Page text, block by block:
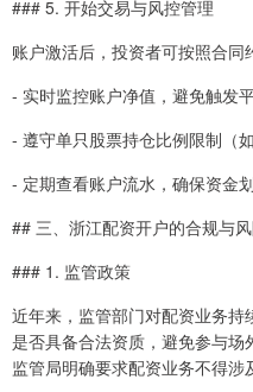
### 5. 开始交易与风控管理
账户激活后，投资者可按照合同
- 实时监控账户净值，避免触发
- 遵守单只股票持仓比例限制（
- 定期查看账户流水，确保资金划
## 三、浙江配资开户的合规与
### 1. 监管政策
近年来，监管部门对配资业务
是否具备合法资质，避免参与
监管局明确要求配资业务不得涉